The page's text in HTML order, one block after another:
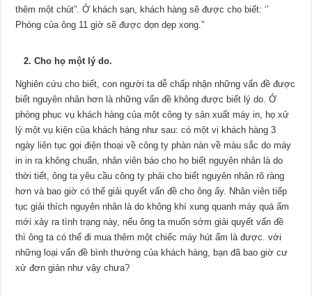
thêm một chút”. Ở khách sạn, khách hàng sẽ được cho biết: ‘’
Phòng của ông 11 giờ sẽ được dọn dẹp xong.”
2. Cho họ một lý do.
Nghiên cứu cho biết, con người ta dễ chấp nhận những vấn đề được
biết nguyên nhân hơn là những vấn đề không được biết lý do. Ở
phòng phục vụ khách hàng của một công ty sản xuất máy in, họ xử
lý một vụ kiện của khách hàng như sau: có một vị khách hàng 3
ngày liên tục gọi điện thoại về công ty phàn nàn về màu sắc do máy
in in ra không chuẩn, nhân viên báo cho họ biết nguyên nhân là do
thời tiết, ông ta yêu cầu công ty phải cho biết nguyên nhân rõ ràng
hơn và bao giờ có thể giải quyết vấn đề cho ông ấy. Nhân viên tiếp
tục giải thích nguyên nhân là do không khí xung quanh máy quá ẩm
mới xảy ra tình trạng này, nếu ông ta muốn sớm giải quyết vấn đề
thì ông ta có thể đi mua thêm một chiếc máy hút ẩm là được. với
những loại vấn đề bình thường của khách hàng, bạn đã bao giờ cư
xử đơn giản như vậy chưa?